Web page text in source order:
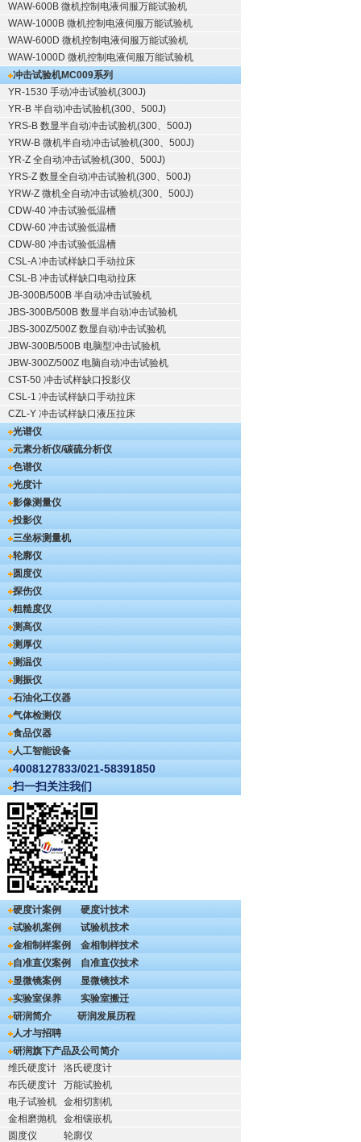
WAW-600B 微机控制电液伺服万能试验机
WAW-1000B 微机控制电液伺服万能试验机
WAW-600D 微机控制电液伺服万能试验机
WAW-1000D 微机控制电液伺服万能试验机
冲击试验机MC009系列
YR-1530 手动冲击试验机(300J)
YR-B 半自动冲击试验机(300、500J)
YRS-B 数显半自动冲击试验机(300、500J)
YRW-B 微机半自动冲击试验机(300、500J)
YR-Z 全自动冲击试验机(300、500J)
YRS-Z 数显全自动冲击试验机(300、500J)
YRW-Z 微机全自动冲击试验机(300、500J)
CDW-40 冲击试验低温槽
CDW-60 冲击试验低温槽
CDW-80 冲击试验低温槽
CSL-A 冲击试样缺口手动拉床
CSL-B 冲击试样缺口电动拉床
JB-300B/500B 半自动冲击试验机
JBS-300B/500B 数显半自动冲击试验机
JBS-300Z/500Z 数显自动冲击试验机
JBW-300B/500B 电脑型冲击试验机
JBW-300Z/500Z 电脑自动冲击试验机
CST-50 冲击试样缺口投影仪
CSL-1 冲击试样缺口手动拉床
CZL-Y 冲击试样缺口液压拉床
光谱仪
元素分析仪/碳硫分析仪
色谱仪
光度计
影像测量仪
投影仪
三坐标测量机
轮廓仪
圆度仪
探伤仪
粗糙度仪
测高仪
测厚仪
测温仪
测振仪
石油化工仪器
气体检测仪
食品仪器
人工智能设备
4008127833/021-58391850
扫一扫关注我们
硬度计案例
硬度计技术
试验机案例
试验机技术
金相制样案例
金相制样技术
自准直仪案例
自准直仪技术
显微镜案例
显微镜技术
实验室保养
实验室搬迁
研润简介
研润发展历程
人才与招聘
研润旗下产品及公司简介
维氏硬度计
洛氏硬度计
布氏硬度计
万能试验机
电子试验机
金相切割机
金相磨抛机
金相镶嵌机
圆度仪
轮廓仪